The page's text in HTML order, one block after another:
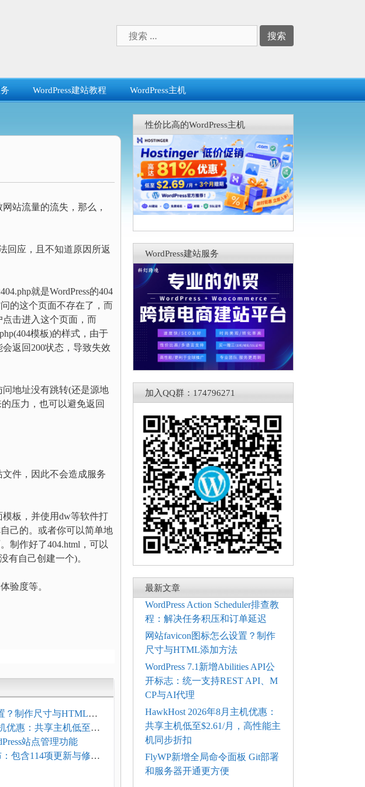
索：
WordPress建站教程 WordPress主机
站流量的流失，那么，
应，且不知道原因所返
就是WordPress的404
的这个页面不存在了，而
击进入这个页面，而
模板)的样式，由于
返回200状态，导致失效
地址没有跳转(还是源地
压力，也可以避免返回
件，因此不会造成服务
板，并使用dw等软件打
己的。或者你可以简单地
制作好了404.html，可以
有自己创建一个)。
验度等。
？制作尺寸与HTML添
优惠：共享主机低至
折扣站点管理功能
：包含114项更新与修
性价比高的WordPress主机
WordPress建站服务
加入QQ群：174796271
最新文章
WordPress Action Scheduler排查教
程：解决任务积压和订单延迟
网站favicon图标怎么设置？制作
尺寸与HTML添加方法
WordPress 7.1新增Abilities API公
开标志：统一支持REST API、M
CP与AI代理
HawkHost 2026年8月主机优惠：
共享主机低至$2.61/月，高性能主
机同步折扣
FlyWP新增全局命令面板 Git部署
和服务器开通更方便